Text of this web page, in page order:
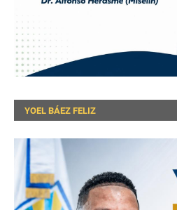
YOEL BÁEZ FELIZ